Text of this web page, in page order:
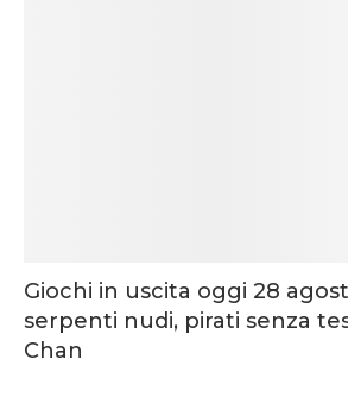
Giochi in uscita oggi 28
serpenti nudi, pirati senza
Chan